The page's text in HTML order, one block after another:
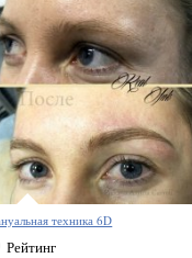
техника 6D
Рейтинг